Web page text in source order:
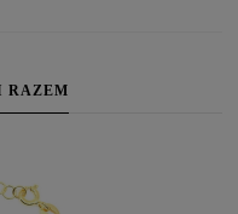
RAZEM